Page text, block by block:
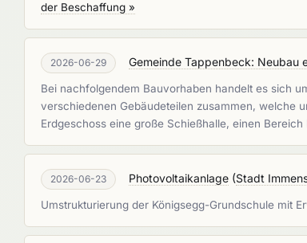
der Beschaffung »
2026-06-29 Gemeinde Tappenbeck: Neubau
Bei nachfolgendem Bauvorhaben handelt es sich
verschiedenen Gebäudeteilen zusammen, welche
Erdgeschoss eine große Schießhalle, einen
2026-06-23 Photovoltaikanlage (Stadt
Umstrukturierung der Königsegg-Grundschule mit